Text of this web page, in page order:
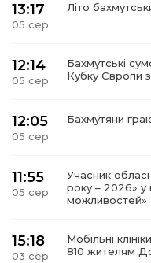
13:17
05 сер
Літо
12:14
05 сер
Бахмутські
Кубку Європи
12:05
05 сер
Бахмутяни
11:55
05 сер
Учасник
року – 2026» у
15:18
03 сер
Мобільні
810 жителям